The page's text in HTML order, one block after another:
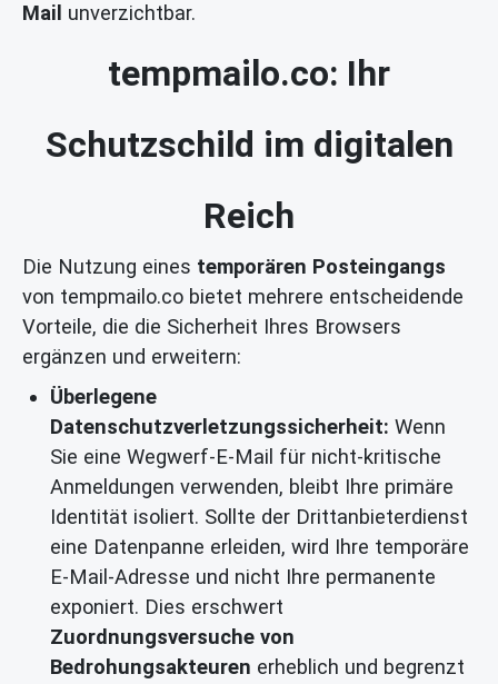
Mail unverzichtbar.
tempmailo.co: Ihr
Schutzschild im digitalen
Reich
Die Nutzung eines temporären Posteingangs
von tempmailo.co bietet mehrere entscheidende
Vorteile, die die Sicherheit Ihres Browsers
ergänzen und erweitern:
Überlegene
Datenschutzverletzungssicherheit: Wenn
Sie eine Wegwerf-E-Mail für nicht-kritische
Anmeldungen verwenden, bleibt Ihre primäre
Identität isoliert. Sollte der Drittanbieterdienst
eine Datenpanne erleiden, wird Ihre temporäre
E-Mail-Adresse und nicht Ihre permanente
exponiert. Dies erschwert
Zuordnungsversuche von
Bedrohungsakteuren erheblich und begrenzt